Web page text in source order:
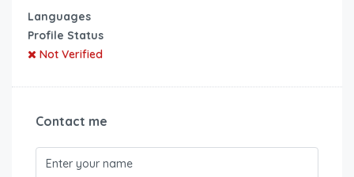
Languages
Profile Status
Not Verified
Contact me